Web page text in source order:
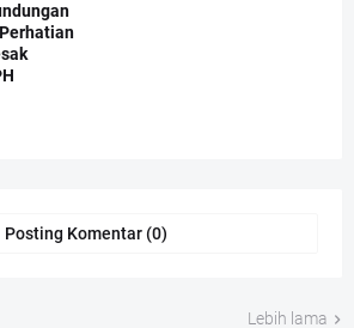
Posting Komentar (0)
Lebih lama